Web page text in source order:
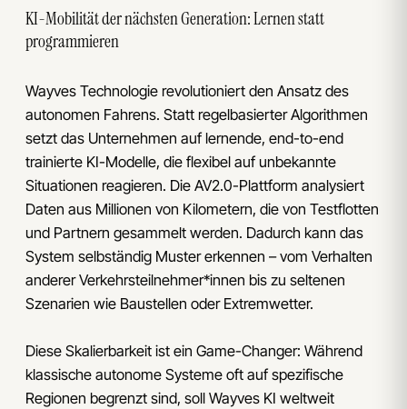
KI-Mobilität der nächsten Generation: Lernen statt
programmieren
Wayves Technologie revolutioniert den Ansatz des
autonomen Fahrens. Statt regelbasierter Algorithmen
setzt das Unternehmen auf lernende, end-to-end
trainierte KI-Modelle, die flexibel auf unbekannte
Situationen reagieren. Die AV2.0-Plattform analysiert
Daten aus Millionen von Kilometern, die von Testflotten
und Partnern gesammelt werden. Dadurch kann das
System selbständig Muster erkennen – vom Verhalten
anderer Verkehrsteilnehmer*innen bis zu seltenen
Szenarien wie Baustellen oder Extremwetter.
Diese Skalierbarkeit ist ein Game-Changer: Während
klassische autonome Systeme oft auf spezifische
Regionen begrenzt sind, soll Wayves KI weltweit